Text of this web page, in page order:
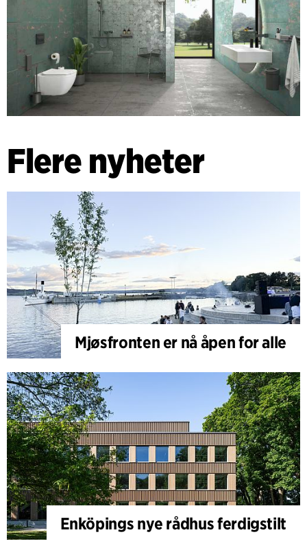
Flere nyheter
Mjøsfronten er nå åpen for alle
Enköpings nye rådhus ferdigstilt